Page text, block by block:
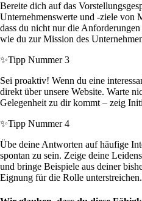
Bereite dich auf das
Unternehmenswerte und -ziele von
dass du nicht nur die
wie du zur Mission des
✨Tipp Nummer 3
Sei proaktiv! Wenn du eine
direkt über unsere Website. Warte
Gelegenheit zu dir kommt – zeig
✨Tipp Nummer 4
Übe deine Antworten auf häufige
spontan zu sein. Zeige deine
und bringe Beispiele aus deiner
Eignung für die Rolle unterstreichen.